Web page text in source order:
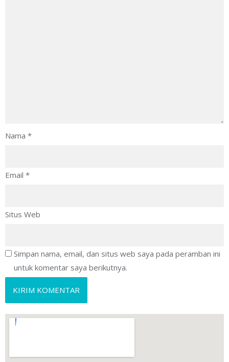
Nama *
Email *
Situs Web
Simpan nama, email, dan situs web saya pada peramban ini
untuk komentar saya berikutnya.